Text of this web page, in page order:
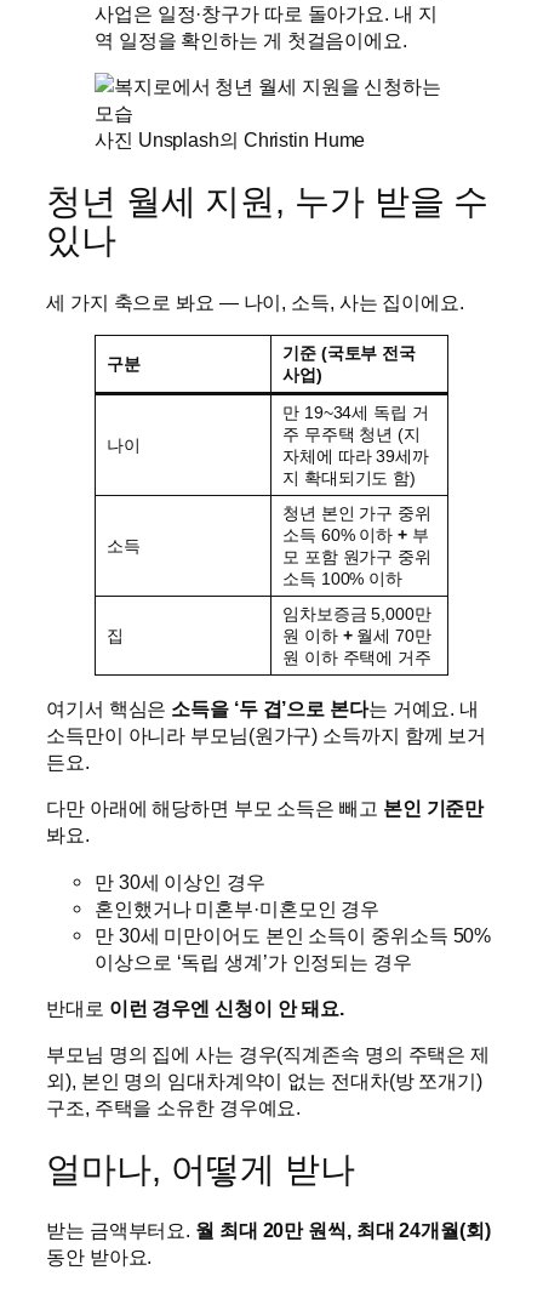
사업은 일정·창구가 따로 돌아가요. 내 지
역 일정을 확인하는 게 첫걸음이에요.
사진 Unsplash의 Christin Hume
청년 월세 지원, 누가 받을 수
있나
세 가지 축으로 봐요 — 나이, 소득, 사는 집이에요.
구분
기준 (국토부 전국
사업)
나이
만 19~34세 독립 거
주 무주택 청년 (지
자체에 따라 39세까
지 확대되기도 함)
소득
청년 본인 가구 중위
소득 60% 이하 +부
모 포함 원가구 중위
소득 100% 이하
집
임차보증금 5,000만
원 이하 +월세 70만
원 이하 주택에 거주
여기서 핵심은 소득을 ‘두 겹’으로 본다는 거예요. 내
소득만이 아니라 부모님(원가구) 소득까지 함께 보거
든요.
다만 아래에 해당하면 부모 소득은 빼고 본인 기준만
봐요.
만 30세 이상인 경우
혼인했거나 미혼부·미혼모인 경우
만 30세 미만이어도 본인 소득이 중위소득 50%
이상으로 ‘독립 생계’가 인정되는 경우
반대로 이런 경우엔 신청이 안 돼요.
부모님 명의 집에 사는 경우(직계존속 명의 주택은 제
외), 본인 명의 임대차계약이 없는 전대차(방 쪼개기)
구조, 주택을 소유한 경우예요.
얼마나, 어떻게 받나
받는 금액부터요. 월 최대 20만 원씩, 최대 24개월(회)
동안 받아요.